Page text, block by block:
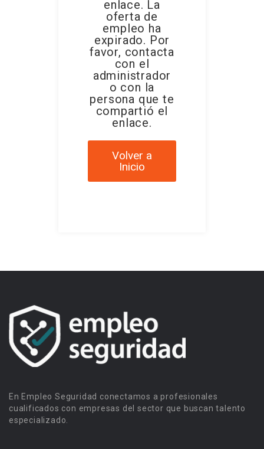
enlace. La
oferta de
empleo ha
expirado. Por
favor, contacta
con el
administrador
o con la
persona que te
compartió el
enlace.
Volver a
Inicio
En Empleo Seguridad conectamos a profesionales
cualificados con empresas del sector que buscan talento
especializado.